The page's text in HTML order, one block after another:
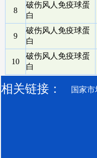
8
破伤风人免疫球蛋
白
9
破伤风人免疫球蛋
白
10
破伤风人免疫球蛋
白
相关链接： 国家